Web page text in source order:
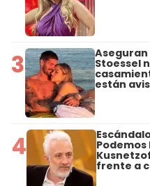
3 Aseguran
Stoessel
están
4
frente a